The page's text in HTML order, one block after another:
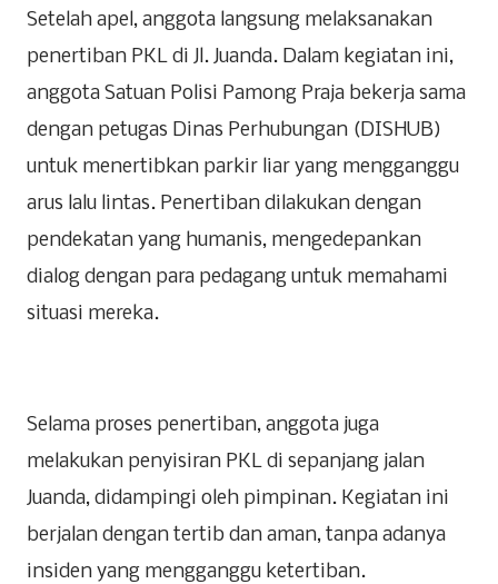
Setelah apel, anggota langsung melaksanakan
penertiban PKL di Jl. Juanda. Dalam kegiatan ini,
anggota Satuan Polisi Pamong Praja bekerja sama
dengan petugas Dinas Perhubungan (DISHUB)
untuk menertibkan parkir liar yang mengganggu
arus lalu lintas. Penertiban dilakukan dengan
pendekatan yang humanis, mengedepankan
dialog dengan para pedagang untuk memahami
situasi mereka.
Selama proses penertiban, anggota juga
melakukan penyisiran PKL di sepanjang jalan
Juanda, didampingi oleh pimpinan. Kegiatan ini
berjalan dengan tertib dan aman, tanpa adanya
insiden yang mengganggu ketertiban.